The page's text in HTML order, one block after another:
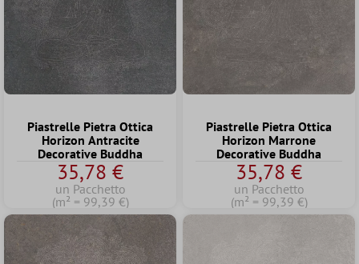
Piastrelle Pietra Ottica
Horizon Antracite
Decorative Buddha
35,78 €
un Pacchetto
(m² = 99,39 €)
Piastrelle Pietra Ottica
Horizon Marrone
Decorative Buddha
35,78 €
un Pacchetto
(m² = 99,39 €)